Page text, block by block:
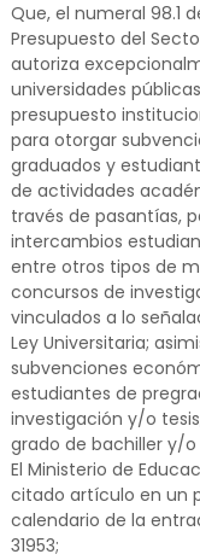
Que, el numeral 98.1
Presupuesto del
autoriza
universidades
presupuesto
para otorgar
graduados y
de actividades
través de pasantías,
intercambios
entre otros tipos de
concursos de
vinculados a lo
Ley Universitaria;
subvenciones
estudiantes de
investigación y/o
grado de bachiller y/
El Ministerio de
citado artículo en un
calendario de la
31953;